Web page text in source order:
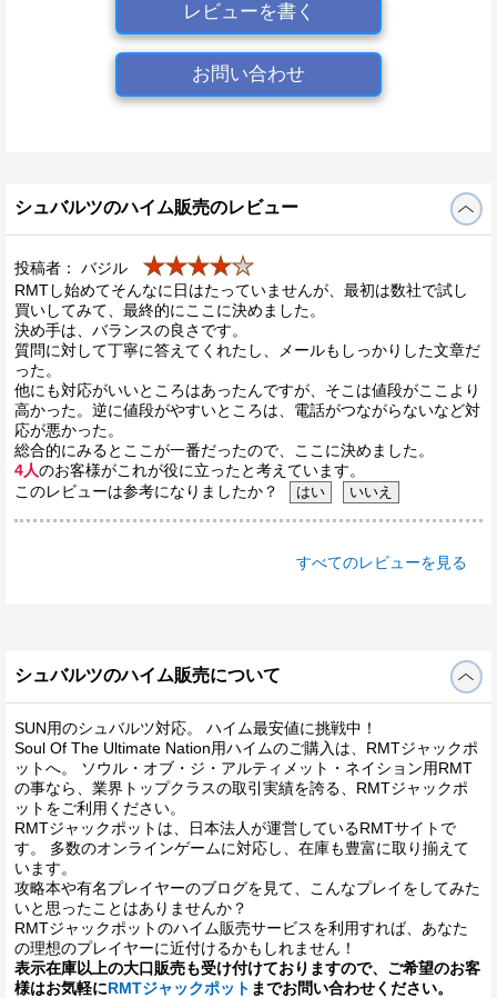
レビューを書く
お問い合わせ
シュバルツのハイム販売のレビュー
投稿者： バジル ★★★★★
RMTし始めてそんなに日はたっていませんが、最初は数社で試し
買いしてみて、最終的にここに決めました。
決め手は、バランスの良さです。
質問に対して丁寧に答えてくれたし、メールもしっかりした文章だ
った。
他にも対応がいいところはあったんですが、そこは値段がここより
高かった。逆に値段がやすいところは、電話がつながらないなど対
応が悪かった。
総合的にみるとここが一番だったので、ここに決めました。
4人のお客様がこれが役に立ったと考えています。
このレビューは参考になりましたか？
すべてのレビューを見る
シュバルツのハイム販売について
SUN用のシュバルツ対応。 ハイム最安値に挑戦中！
Soul Of The Ultimate Nation用ハイムのご購入は、RMTジャックポ
ットへ。 ソウル・オブ・ジ・アルティメット・ネイション用RMT
の事なら、業界トップクラスの取引実績を誇る、RMTジャックポ
ットをご利用ください。
RMTジャックポットは、日本法人が運営しているRMTサイトで
す。 多数のオンラインゲームに対応し、在庫も豊富に取り揃えて
います。
攻略本や有名プレイヤーのブログを見て、こんなプレイをしてみた
いと思ったことはありませんか？
RMTジャックポットのハイム販売サービスを利用すれば、あなた
の理想のプレイヤーに近付けるかもしれません！
表示在庫以上の大口販売も受け付けておりますので、ご希望のお客
様はお気軽にRMTジャックポット までお問い合わせください。